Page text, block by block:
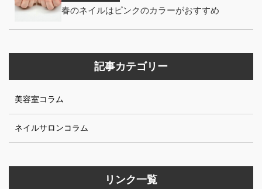
春のネイルはピンクのカラーがおすすめ
記事カテゴリー
美容室コラム
ネイルサロンコラム
リンク一覧